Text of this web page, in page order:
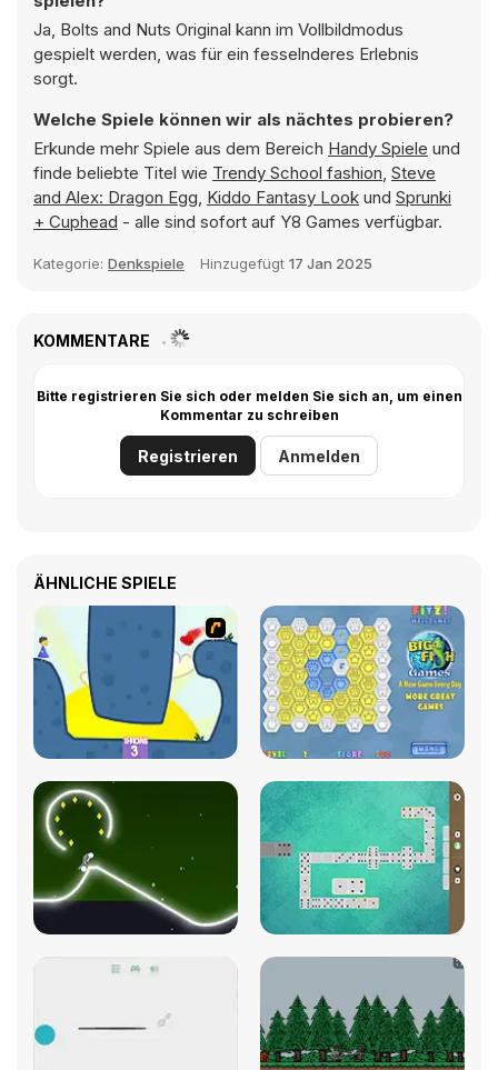
Ja, Bolts and Nuts Original kann im Vollbildmodus
gespielt werden, was für ein fesselnderes Erlebnis
sorgt.
Welche Spiele können wir als nächtes probieren?
Erkunde mehr Spiele aus dem Bereich Handy Spiele und
finde beliebte Titel wie Trendy School fashion, Steve
and Alex: Dragon Egg, Kiddo Fantasy Look und Sprunki
+ Cuphead - alle sind sofort auf Y8 Games verfügbar.
Kategorie: Denkspiele Hinzugefügt 17 Jan 2025
KOMMENTARE
Bitte registrieren Sie sich oder melden Sie sich an, um einen
Kommentar zu schreiben
Registrieren Anmelden
ÄHNLICHE SPIELE